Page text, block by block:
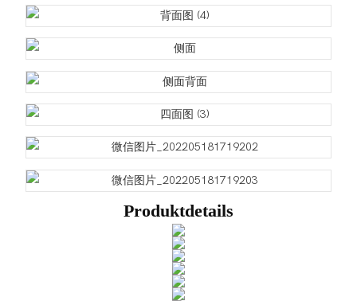
Produktdetails